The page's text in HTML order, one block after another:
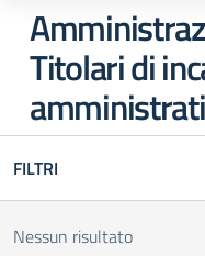
Titolari di
FILTRI
Nessun risultato